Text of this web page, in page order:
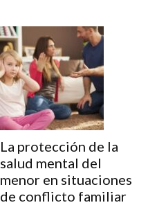
La protección de la
salud mental del
menor en situaciones
de conflicto familiar